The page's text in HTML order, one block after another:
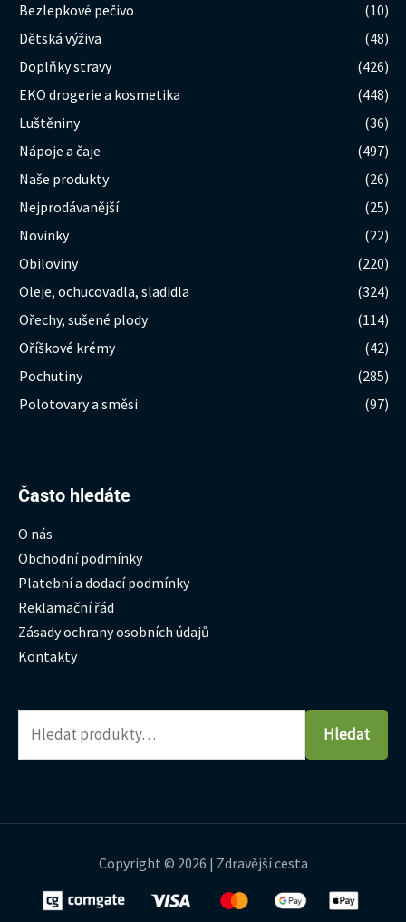
Bezlepkové pečivo
(10)
Dětská výživa
(48)
Doplňky stravy
(426)
EKO drogerie a kosmetika
(448)
Luštěniny
(36)
Nápoje a čaje
(497)
Naše produkty
(26)
Nejprodávanější
(25)
Novinky
(22)
Obiloviny
(220)
Oleje, ochucovadla, sladidla
(324)
Ořechy, sušené plody
(114)
Oříškové krémy
(42)
Pochutiny
(285)
Polotovary a směsi
(97)
Často hledáte
O nás
Obchodní podmínky
Platební a dodací podmínky
Reklamační řád
Zásady ochrany osobních údajů
Kontakty
Hledat:
Hledat
Copyright © 2026 | Zdravější cesta